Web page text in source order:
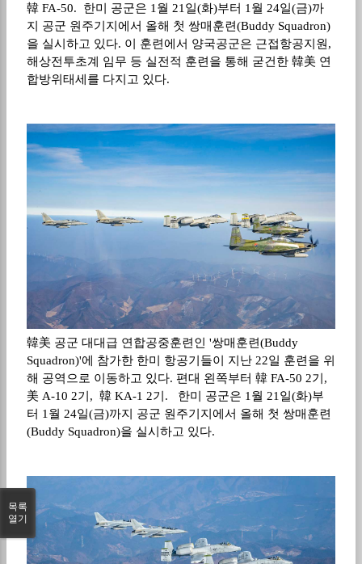
韓 FA-50. 한미 공군은 1월 21일(화)부터 1월 24일(금)까
지 공군 원주기지에서 올해 첫 쌍매훈련(Buddy Squadron)
을 실시하고 있다. 이 훈련에서 양국공군은 근접항공지원,
해상전투초계 임무 등 실전적 훈련을 통해 굳건한 韓美 연
합방위태세를 다지고 있다.
韓美 공군 대대급 연합공중훈련인 '쌍매훈련(Buddy
Squadron)'에 참가한 한미 항공기들이 지난 22일 훈련을 위
해 공역으로 이동하고 있다. 편대 왼쪽부터 韓 FA-50 2기,
美 A-10 2기, 韓 KA-1 2기. 한미 공군은 1월 21일(화)부
터 1월 24일(금)까지 공군 원주기지에서 올해 첫 쌍매훈련
(Buddy Squadron)을 실시하고 있다.
목록
열기